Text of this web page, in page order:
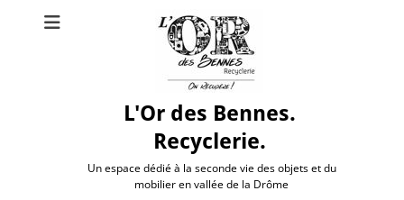
L'Or des Bennes.
Recyclerie.
Un espace dédié à la seconde vie des objets et du
mobilier en vallée de la Drôme